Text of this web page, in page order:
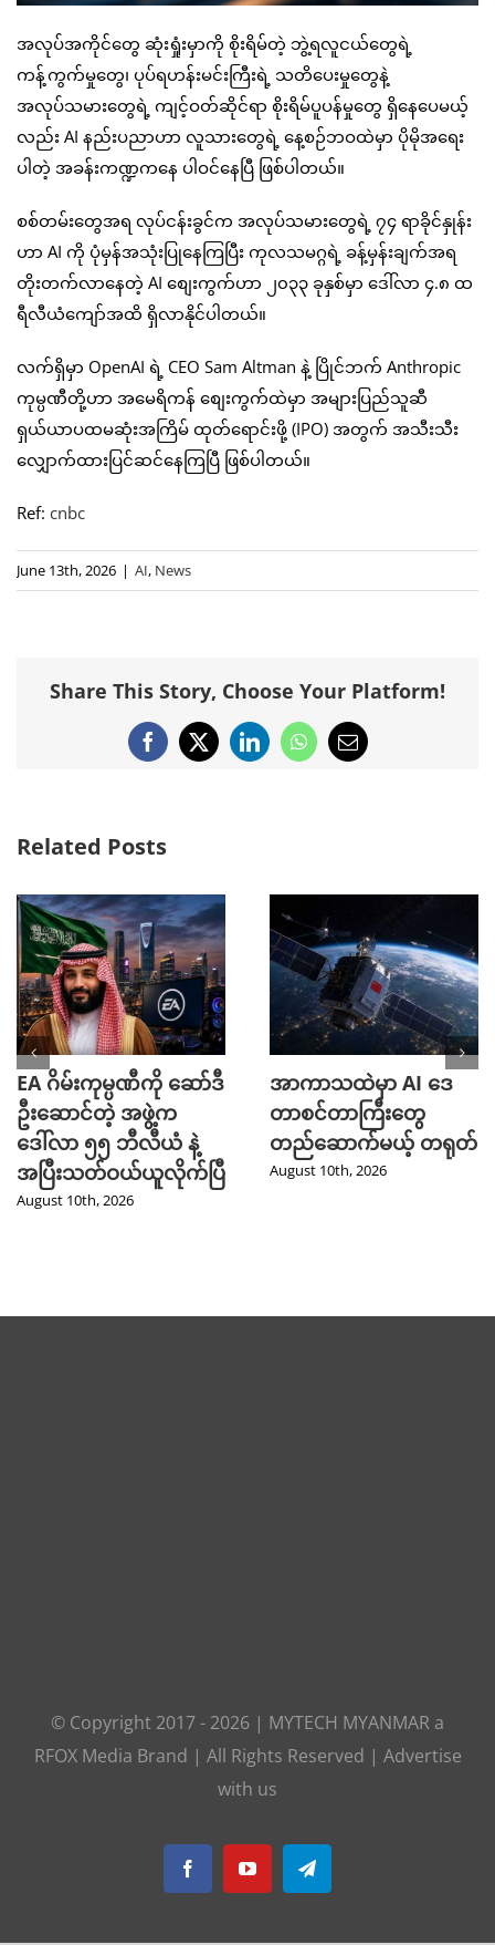
အလုပ်အကိုင်တွေ ဆုံးရှုံးမှာကို စိုးရိမ်တဲ့ ဘွဲ့ရလူငယ်တွေရဲ့
ကန့်ကွက်မှုတွေ၊ ပုပ်ရဟန်းမင်းကြီးရဲ့ သတိပေးမှုတွေနဲ့
အလုပ်သမားတွေရဲ့ ကျင့်ဝတ်ဆိုင်ရာ စိုးရိမ်ပူပန်မှုတွေ ရှိနေပေမယ့်
လည်း AI နည်းပညာဟာ လူသားတွေရဲ့ နေ့စဉ်ဘဝထဲမှာ ပိုမိုအရေး
ပါတဲ့ အခန်းကဏ္ဍကနေ ပါဝင်နေပြီ ဖြစ်ပါတယ်။
စစ်တမ်းတွေအရ လုပ်ငန်းခွင်က အလုပ်သမားတွေရဲ့ ၇၄ ရာခိုင်နှုန်း
ဟာ AI ကို ပုံမှန်အသုံးပြုနေကြပြီး ကုလသမဂ္ဂရဲ့ ခန့်မှန်းချက်အရ
တိုးတက်လာနေတဲ့ AI စျေးကွက်ဟာ ၂၀၃၃ ခုနှစ်မှာ ဒေါ်လာ ၄.၈ ထ
ရီလီယံကျော်အထိ ရှိလာနိုင်ပါတယ်။
လက်ရှိမှာ OpenAI ရဲ့ CEO Sam Altman နဲ့ ပြိုင်ဘက် Anthropic
ကုမ္ပဏီတို့ဟာ အမေရိကန် စျေးကွက်ထဲမှာ အများပြည်သူဆီ
ရှယ်ယာပထမဆုံးအကြိမ် ထုတ်ရောင်းဖို့ (IPO) အတွက် အသီးသီး
လျှောက်ထားပြင်ဆင်နေကြပြီ ဖြစ်ပါတယ်။
Ref: cnbc
June 13th, 2026 | AI, News
Share This Story, Choose Your Platform!
Facebook
X LinkedInWhatsApp
Email
Related Posts
EA ဂိမ်းကုမ္ပဏီကို ဆော်ဒီ
ဦးဆောင်တဲ့ အဖွဲ့က
ဒေါ်လာ ၅၅ ဘီလီယံ နဲ့
အပြီးသတ်ဝယ်ယူလိုက်ပြီ
August 10th, 2026
အာကာသထဲမှာ AI ဒေ
တာစင်တာကြီးတွေ
တည်ဆောက်မယ့် တရုတ်
August 10th, 2026
© Copyright 2017 - 2026 | MYTECH MYANMAR a
RFOX Media Brand | All Rights Reserved | Advertise
with us
FacebookYouTubeTelegram